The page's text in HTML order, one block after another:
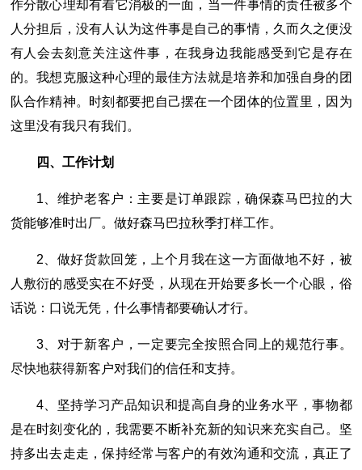
作分散心理却有着它消极的一面，当一件事情的责任被多个
人分担后，没有人认为这件事是自己的事情，久而久之便没
有人会去刻意关注这件事，在我身边我能感受到它是存在
的。我想克服这种心理的最佳方法就是培养和加强自身的团
队合作精神。时刻都要把自己摆在一个团体的位置里，因为
这里没有我只有我们。
四、工作计划
1、维护老客户：主要是订单跟踪，确保森马巴拉的大
货能够准时出厂。做好森马巴拉秋季打样工作。
2、做好货款回笼，上个月我在这一方面做地不好，被
人敷衍的感受实在不好受，从现在开始要多长一个心眼，俗
话说：口说无凭，什么事情都要确认才行。
3、对于新客户，一定要完全按照合同上的规范行事。
尽快地获得新客户对我们的信任和支持。
4、坚持学习产品知识和提高自身的业务水平，事物都
是在时刻变化的，我需要不断补充新的知识来充实自己。坚
持多出去走走，保持经常与客户的有效沟通和交流，真正了